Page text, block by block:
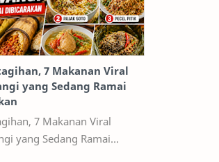
7 Makanan Viral
yang Sedang Ramai
7 Makanan Viral
yang Sedang Ramai